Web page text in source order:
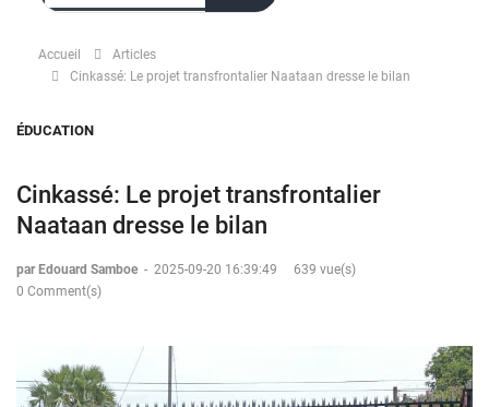
Accueil
Articles
Cinkassé: Le projet transfrontalier Naataan dresse le bilan
ÉDUCATION
Cinkassé: Le projet transfrontalier
Naataan dresse le bilan
par Edouard Samboe - 2025-09-20 16:39:49
639 vue(s)
0 Comment(s)